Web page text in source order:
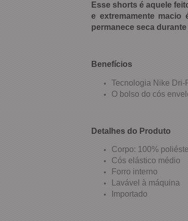
Esse shorts é aquele
e extremamente
permanece seca
Benefícios
Tecnologia Nike Dri-
O bolso do cós
Detalhes do Produto
Corpo: 100%
Cós elástico médio
Forro interno
Lavável à máquina
Importado